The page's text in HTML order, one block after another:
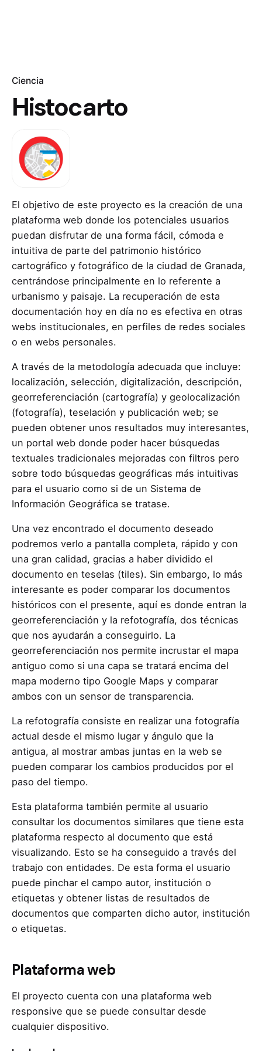
Ciencia
Histocarto
El objetivo de este proyecto es la creación de una
plataforma web donde los potenciales usuarios
puedan disfrutar de una forma fácil, cómoda e
intuitiva de parte del patrimonio histórico
cartográfico y fotográfico de la ciudad de Granada,
centrándose principalmente en lo referente a
urbanismo y paisaje. La recuperación de esta
documentación hoy en día no es efectiva en otras
webs institucionales, en perfiles de redes sociales
o en webs personales.
A través de la metodología adecuada que incluye:
localización, selección, digitalización, descripción,
georreferenciación (cartografía) y geolocalización
(fotografía), teselación y publicación web; se
pueden obtener unos resultados muy interesantes,
un portal web donde poder hacer búsquedas
textuales tradicionales mejoradas con filtros pero
sobre todo búsquedas geográficas más intuitivas
para el usuario como si de un Sistema de
Información Geográfica se tratase.
Una vez encontrado el documento deseado
podremos verlo a pantalla completa, rápido y con
una gran calidad, gracias a haber dividido el
documento en teselas (tiles). Sin embargo, lo más
interesante es poder comparar los documentos
históricos con el presente, aquí es donde entran la
georreferenciación y la refotografía, dos técnicas
que nos ayudarán a conseguirlo. La
georreferenciación nos permite incrustar el mapa
antiguo como si una capa se tratará encima del
mapa moderno tipo Google Maps y comparar
ambos con un sensor de transparencia.
La refotografía consiste en realizar una fotografía
actual desde el mismo lugar y ángulo que la
antigua, al mostrar ambas juntas en la web se
pueden comparar los cambios producidos por el
paso del tiempo.
Esta plataforma también permite al usuario
consultar los documentos similares que tiene esta
plataforma respecto al documento que está
visualizando. Esto se ha conseguido a través del
trabajo con entidades. De esta forma el usuario
puede pinchar el campo autor, institución o
etiquetas y obtener listas de resultados de
documentos que comparten dicho autor, institución
o etiquetas.
Plataforma web
El proyecto cuenta con una plataforma web
responsive que se puede consultar desde
cualquier dispositivo.